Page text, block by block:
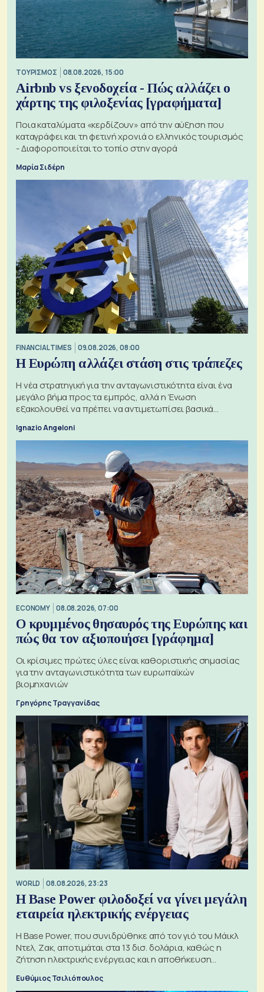
ΤΟΥΡΙΣΜΟΣ 08.08.2026, 15:00
Airbnb vs ξενοδοχεία - Πώς αλλάζει ο
χάρτης της φιλοξενίας [γραφήματα]
Ποια καταλύματα «κερδίζουν» από την αύξηση που
καταγράφει και τη φετινή χρονιά ο ελληνικός τουρισμός
- Διαφοροποιείται το τοπίο στην αγορά
Μαρία Σιδέρη
FINANCIAL TIMES 09.08.2026, 08:00
Η Ευρώπη αλλάζει στάση στις τράπεζες
Η νέα στρατηγική για την ανταγωνιστικότητα είναι ένα
μεγάλο βήμα προς τα εμπρός, αλλά η Ένωση
εξακολουθεί να πρέπει να αντιμετωπίσει βασικά
Ignazio Angeloni
ECONOMY 08.08.2026, 07:00
Ο κρυμμένος θησαυρός της Ευρώπης και
πώς θα τον αξιοποιήσει [γράφημα]
Οι κρίσιμες πρώτες ύλες είναι καθοριστικής σημασίας
για την ανταγωνιστικότητα των ευρωπαϊκών
βιομηχανιών
Γρηγόρης Τραγγανίδας
WORLD 08.08.2026, 23:23
Η Base Power φιλοδοξεί να γίνει μεγάλη
εταιρεία ηλεκτρικής ενέργειας
Η Base Power, που συνιδρύθηκε από τον γιό του Μάικλ
Ντελ, Ζακ, αποτιμάται στα 13 δισ. δολάρια, καθώς η
ζήτηση ηλεκτρικής ενέργειας και η αποθήκευση
Ευθύμιος Τσιλιόπουλος